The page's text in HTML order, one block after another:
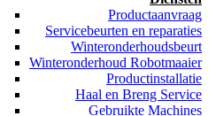
Productaanvraag
Servicebeurten en reparaties
Winteronderhoudsbeurt
Winteronderhoud Robotmaaier
Productinstallatie
Haal en Breng Service
Gebruikte Machines